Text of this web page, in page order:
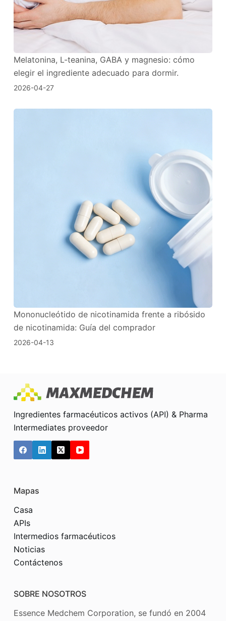
Melatonina, L-teanina, GABA y magnesio: cómo
elegir el ingrediente adecuado para dormir.
2026-04-27
Mononucleótido de nicotinamida frente a ribósido
de nicotinamida: Guía del comprador
2026-04-13
Ingredientes farmacéuticos activos (API) & Pharma
Intermediates proveedor
Mapas
Casa
APIs
Intermedios farmacéuticos
Noticias
Contáctenos
SOBRE NOSOTROS
Essence Medchem Corporation, se fundó en 2004